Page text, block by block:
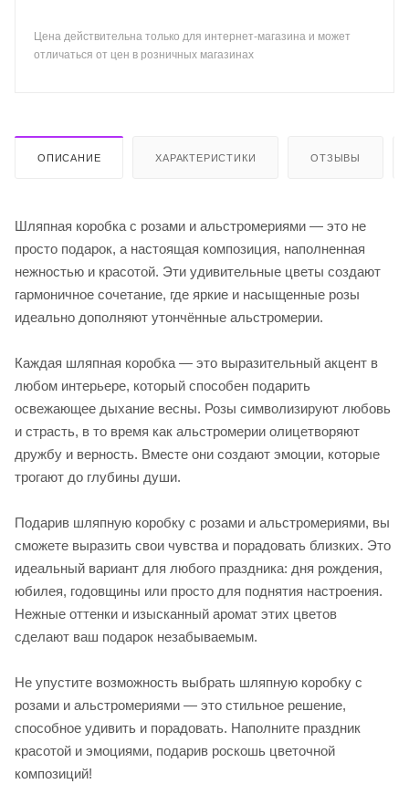
Цена действительна только для интернет-магазина и может
отличаться от цен в розничных магазинах
ОПИСАНИЕ ХАРАКТЕРИСТИКИ ОТЗЫВЫ
Шляпная коробка с розами и альстромериями — это не
просто подарок, а настоящая композиция, наполненная
нежностью и красотой. Эти удивительные цветы создают
гармоничное сочетание, где яркие и насыщенные розы
идеально дополняют утончённые альстромерии.
Каждая шляпная коробка — это выразительный акцент в
любом интерьере, который способен подарить
освежающее дыхание весны. Розы символизируют любовь
и страсть, в то время как альстромерии олицетворяют
дружбу и верность. Вместе они создают эмоции, которые
трогают до глубины души.
Подарив шляпную коробку с розами и альстромериями, вы
сможете выразить свои чувства и порадовать близких. Это
идеальный вариант для любого праздника: дня рождения,
юбилея, годовщины или просто для поднятия настроения.
Нежные оттенки и изысканный аромат этих цветов
сделают ваш подарок незабываемым.
Не упустите возможность выбрать шляпную коробку с
розами и альстромериями — это стильное решение,
способное удивить и порадовать. Наполните праздник
красотой и эмоциями, подарив роскошь цветочной
композиций!